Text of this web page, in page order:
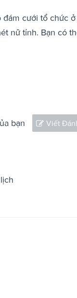
cưới tổ chức
nữ tính. Bạn có
bạn Viết